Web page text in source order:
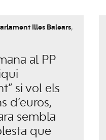
Illes Balears,
al PP
si vol els
d’euros,
sembla
que